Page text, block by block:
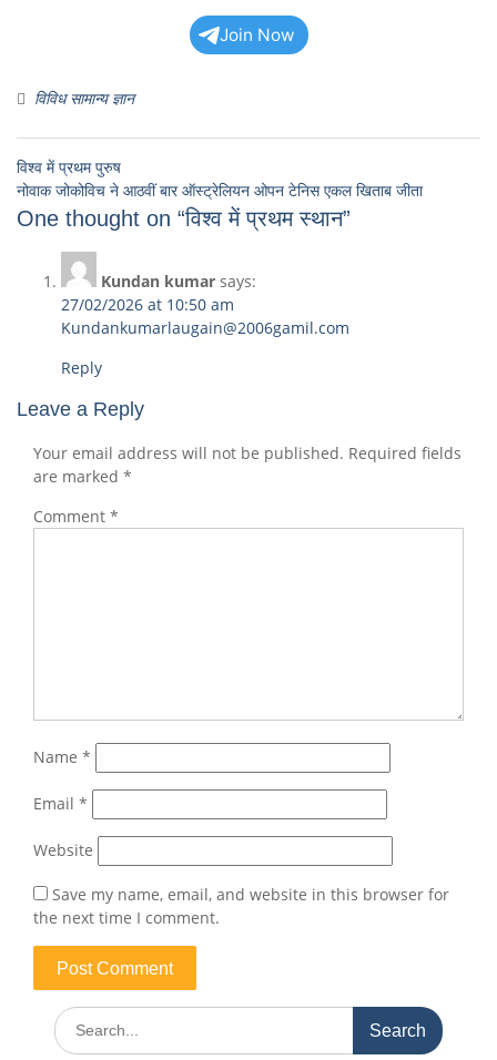
Join Now
विविध सामान्य ज्ञान
विश्व में प्रथम पुरुष
नोवाक जोकोविच ने आठवीं बार ऑस्ट्रेलियन ओपन टेनिस एकल खिताब जीता
One thought on “विश्व में प्रथम स्थान”
Kundan kumar says:
27/02/2026 at 10:50 am
Kundankumarlaugain@2006gamil.com
Reply
Leave a Reply
Your email address will not be published. Required fields
are marked *
Comment *
Name *
Email *
Website
Save my name, email, and website in this browser for
the next time I comment.